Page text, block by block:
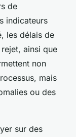
de
indicateurs
les délais de
ainsi que
non
mais
ou des
sur des